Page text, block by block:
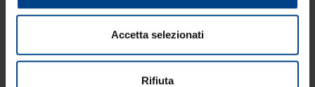
Accetta selezionati
Rifiuta